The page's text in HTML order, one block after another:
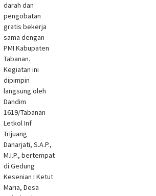
darah dan
pengobatan
gratis bekerja
sama dengan
PMI Kabupaten
Tabanan.
Kegiatan ini
dipimpin
langsung oleh
Dandim
1619/Tabanan
Letkol Inf
Trijuang
Danarjati, S.A.P.,
M.I.P., bertempat
di Gedung
Kesenian I Ketut
Maria, Desa